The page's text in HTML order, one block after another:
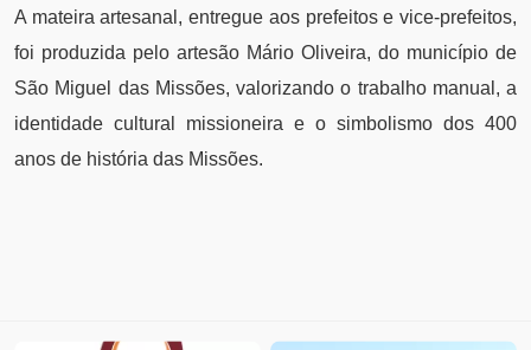
A mateira artesanal, entregue aos prefeitos e vice-prefeitos,
foi produzida pelo artesão Mário Oliveira, do município de
São Miguel das Missões, valorizando o trabalho manual, a
identidade cultural missioneira e o simbolismo dos 400
anos de história das Missões.